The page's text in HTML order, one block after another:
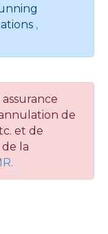
,
de
et de
de la